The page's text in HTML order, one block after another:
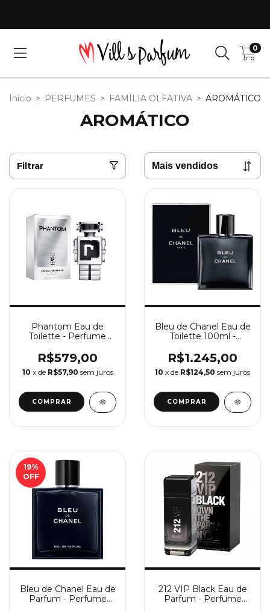
0
Início > PERFUMES > FAMÍLIA OLFATIVA > AROMÁTICO
AROMÁTICO
Filtrar
Phantom Eau de
Toilette - Perfume
Rabanne
R$579,00
10 x de R$57,90 sem juros
COMPRAR
Bleu de Chanel Eau de
Toilette 100ml -
Chanel
R$1.245,00
10 x de R$124,50 sem juros
COMPRAR
19%
OFF
Bleu de Chanel Eau de
Parfum - Perfume
212 VIP Black Eau de
Parfum - Perfume